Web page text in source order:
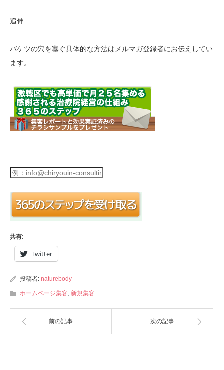
追伸
バケツの穴を塞ぐ具体的な方法はメルマガ登録者にお伝えしてい
ます。
共有:
Twitter
投稿者: naturebody
ホームページ集客 新規集客
前の記事 次の記事